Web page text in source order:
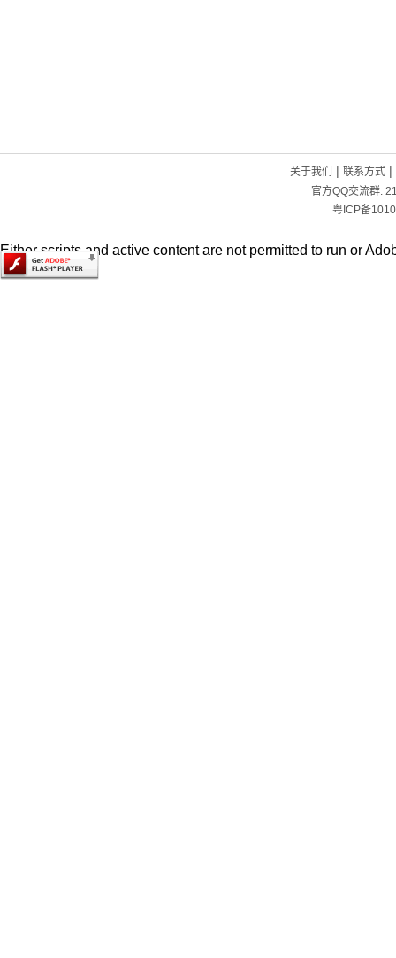
关于我们 | 联系方式|
官方QQ交流群:
粤ICP备
Either scripts and active content are not permitted to run or